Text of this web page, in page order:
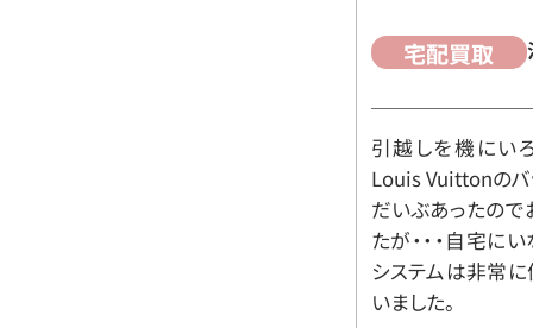
宅配買取
引越しを機にい
Louis Vuittonのバ
だいぶあったので
たが・・・自宅に
システムは非常に
いました。